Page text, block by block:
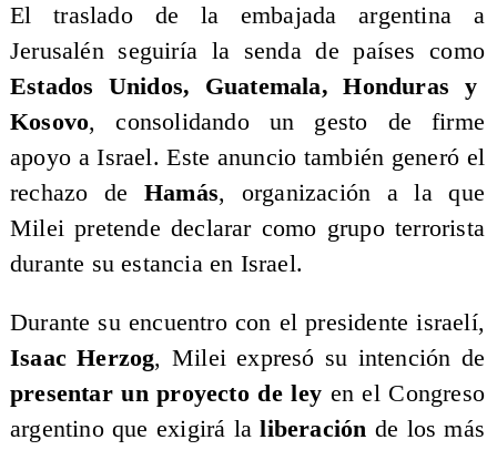
​El traslado de la embajada argentina a
Jerusalén seguiría la senda de países como
Estados Unidos, Guatemala, Honduras y
Kosovo, consolidando un gesto de firme
apoyo a Israel. Este anuncio también generó el
rechazo de Hamás, organización a la que
Milei pretende declarar como grupo terrorista
durante su estancia en Israel.
​Durante su encuentro con el presidente israelí,
Isaac Herzog, Milei expresó su intención de
presentar un proyecto de ley en el Congreso
argentino que exigirá laliberación de los más